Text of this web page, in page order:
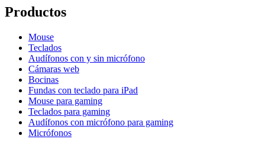
Productos
Mouse
Teclados
Audífonos con y sin micrófono
Cámaras web
Bocinas
Fundas con teclado para iPad
Mouse para gaming
Teclados para gaming
Audífonos con micrófono para gaming
Micrófonos